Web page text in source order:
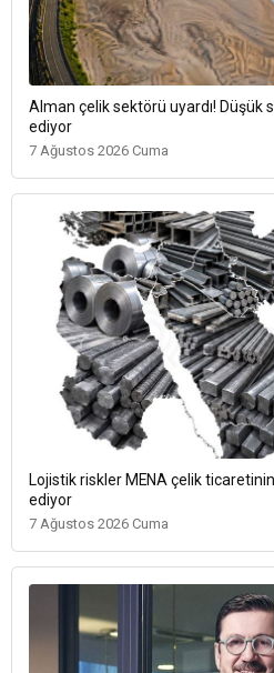
Alman çelik sektörü uyardı! Düşük
ediyor
7 Ağustos 2026 Cuma
Lojistik riskler MENA çelik
ediyor
7 Ağustos 2026 Cuma